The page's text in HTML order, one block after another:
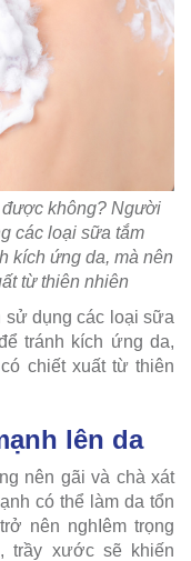
không? Người
các loại sữa tắm
kích ứng da, mà nên
từ thiên nhiên
sử dụng các loại sữa
tránh kích ứng da,
chiết xuất từ thiên
lên da
nên gãi và chà xát
có thể làm da tổn
nên nghIêm trọng
trầy xước sẽ khiến